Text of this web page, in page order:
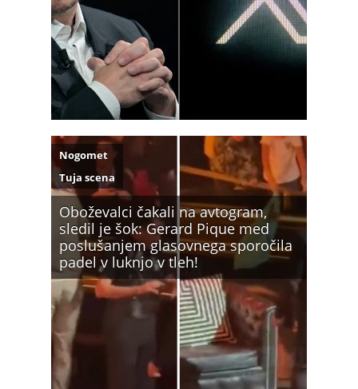
Oboževalci čakali na avtogram,
sledil je šok: Gerard Pique med
poslušanjem glasovnega sporočila
padel v luknjo v tleh!
Nogomet
Tuja scena